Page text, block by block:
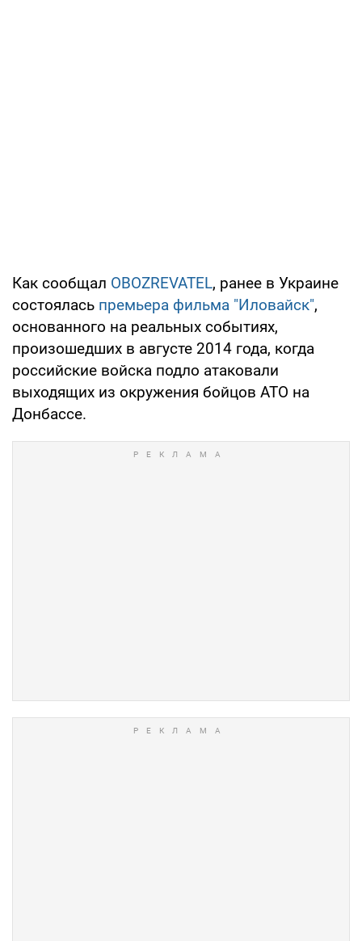
Как сообщал OBOZREVATEL, ранее в Украине
состоялась премьера фильма "Иловайск",
основанного на реальных событиях,
произошедших в августе 2014 года, когда
российские войска подло атаковали
выходящих из окружения бойцов АТО на
Донбассе.